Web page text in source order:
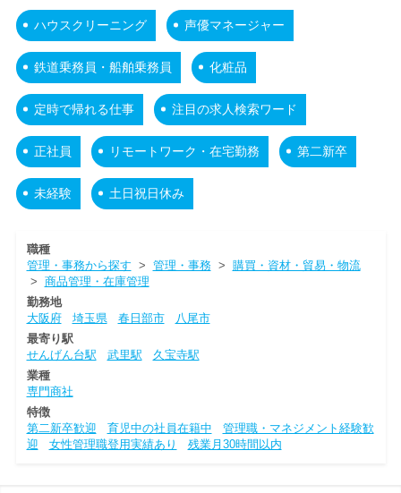
ハウスクリーニング 声優マネージャー
鉄道乗務員・船舶乗務員 化粧品
定時で帰れる仕事 注目の求人検索ワード
正社員 リモートワーク・在宅勤務 第二新卒
未経験 土日祝日休み
職種
管理・事務から探す > 管理・事務> 購買・資材・貿易・物流
> 商品管理・在庫管理
勤務地
大阪府
埼玉県 春日部市
八尾市
最寄り駅
せんげん台駅
武里駅
久宝寺駅
業種
専門商社
特徴
第二新卒歓迎
育児中の社員在籍中
管理職・マネジメント経験歓
迎
女性管理職登用実績あり 残業月30時間以内